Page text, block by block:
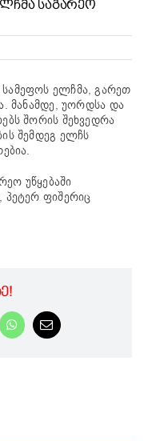
ᲡᲐᲒᲐᲠᲔᲝ
ელჩმა, გარეთ
მანამდე, უორდსა და
შორის შეხვედრა
შემდეგ ელჩს
უწყებაში
პეტერ ფიშერიც
WhatsApp
Email